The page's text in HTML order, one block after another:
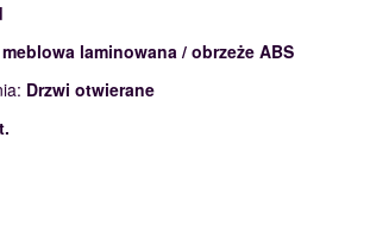
meblowa laminowana / obrzeże ABS
Drzwi otwierane